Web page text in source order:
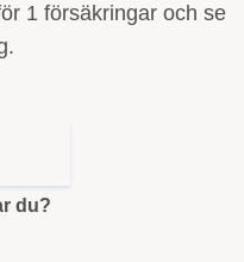
1 försäkringar och se
du?